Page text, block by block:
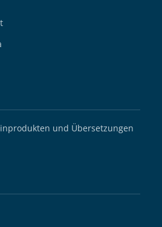
und Übersetzungen